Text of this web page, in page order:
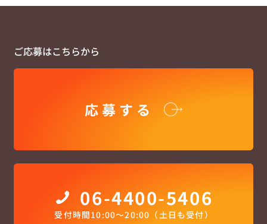
ご応募はこちらから
応募する
06-4400-5406
受付時間10:00〜20:00（土日も受付）